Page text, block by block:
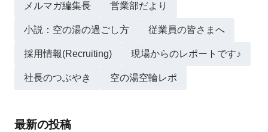
メルマガ編集長 営業部だより
小説：空の湯の過ごし方 従業員の皆さまへ
採用情報(Recruiting) 現場からのレポートです♪
社長のつぶやき 空の湯空輪レポ
最新の投稿